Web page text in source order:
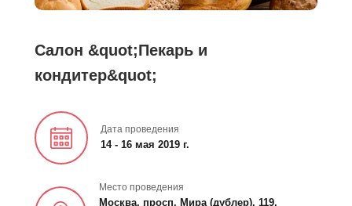
Салон &quot;Пекарь и
кондитер&quot;
Дата проведения
14 - 16 мая 2019 г.
Место проведения
Москва, просп. Мира (дублер), 119,